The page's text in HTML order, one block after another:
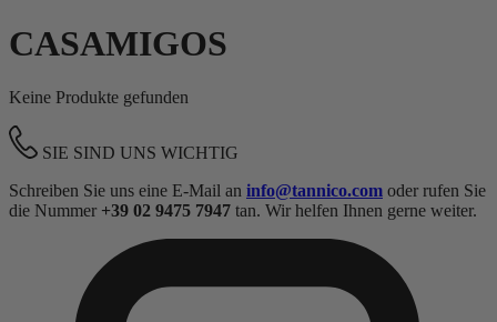
CASAMIGOS
Keine Produkte gefunden
SIE SIND UNS WICHTIG
Schreiben Sie uns eine E-Mail an info@tannico.com oder rufen Sie
die Nummer +39 02 9475 7947 tan. Wir helfen Ihnen gerne weiter.